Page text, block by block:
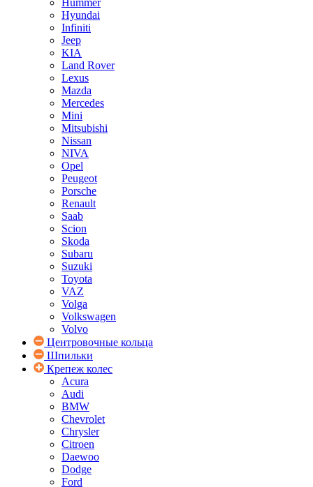
Hummer
Hyundai
Infiniti
Jeep
KIA
Land Rover
Lexus
Mazda
Mercedes
Mini
Mitsubishi
Nissan
NIVA
Opel
Peugeot
Porsche
Renault
Saab
Scion
Skoda
Subaru
Suzuki
Toyota
VAZ
Volga
Volkswagen
Volvo
Центровочные кольца
Шпильки
Крепеж колес
Acura
Audi
BMW
Chevrolet
Chrysler
Citroen
Daewoo
Dodge
Ford